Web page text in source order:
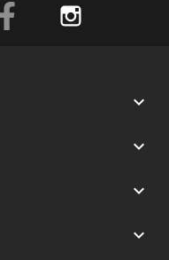



keyboard_arrow_down